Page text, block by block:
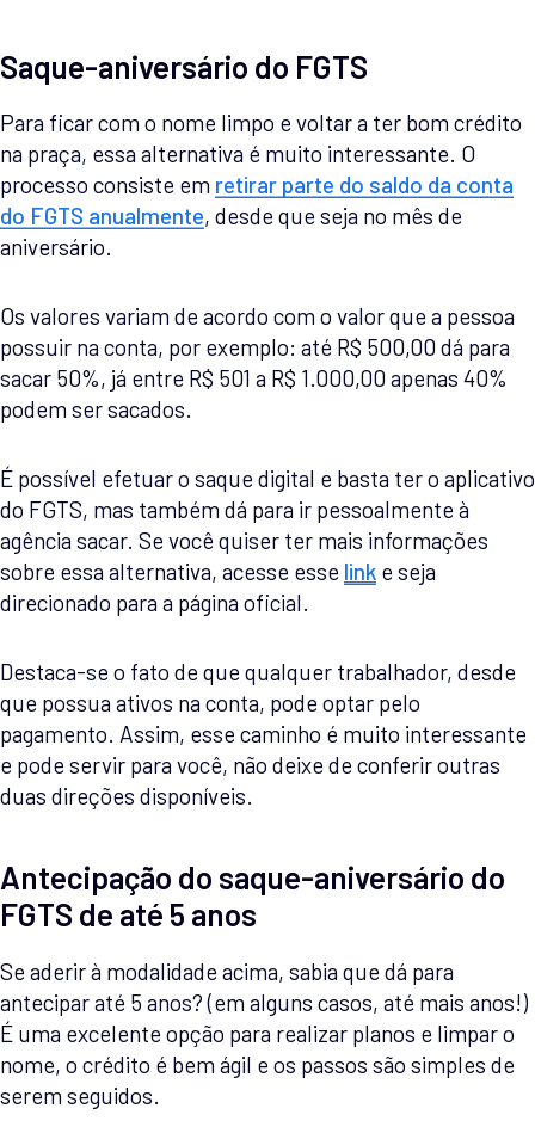
Saque-aniversário do FGTS
Para ficar com o nome limpo e voltar a ter bom crédito
na praça, essa alternativa é muito interessante. O
processo consiste em retirar parte do saldo da conta
do FGTS anualmente, desde que seja no mês de
aniversário.
Os valores variam de acordo com o valor que a pessoa
possuir na conta, por exemplo: até R$ 500,00 dá para
sacar 50%, já entre R$ 501 a R$ 1.000,00 apenas 40%
podem ser sacados.
É possível efetuar o saque digital e basta ter o aplicativo
do FGTS, mas também dá para ir pessoalmente à
agência sacar. Se você quiser ter mais informações
sobre essa alternativa, acesse esse link e seja
direcionado para a página oficial.
Destaca-se o fato de que qualquer trabalhador, desde
que possua ativos na conta, pode optar pelo
pagamento. Assim, esse caminho é muito interessante
e pode servir para você, não deixe de conferir outras
duas direções disponíveis.
Antecipação do saque-aniversário do
FGTS de até 5 anos
Se aderir à modalidade acima, sabia que dá para
antecipar até 5 anos? (em alguns casos, até mais anos!)
É uma excelente opção para realizar planos e limpar o
nome, o crédito é bem ágil e os passos são simples de
serem seguidos.